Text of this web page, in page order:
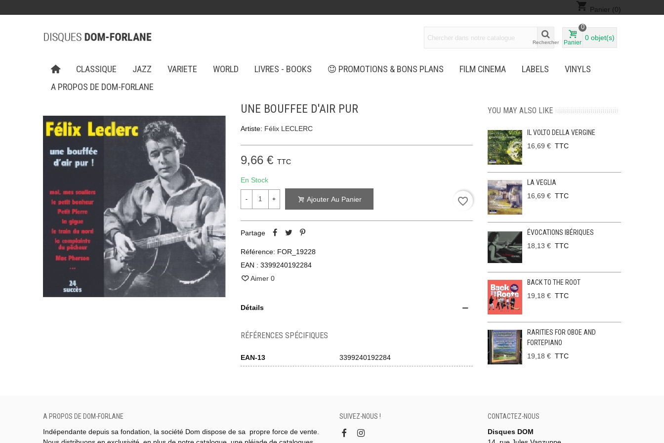
shopping_cart Panier (0)
Rechercher Panier
0
0 objet(s)
CLASSIQUE JAZZ VARIETE WORLD LIVRES - BOOKS PROMOTIONS & BONS PLANS FILM CINEMA LABELS
VINYLS
A PROPOS DE DOM-FORLANE
UNE BOUFFEE D'AIR PUR
Artiste: Félix LECLERC
9,66 € TTC
En Stock
- + Ajouter Au Panier favorite_border
Partage
Référence: FOR_19228
EAN : 3399240192284
Aimer 0
Détails
RÉFÉRENCES SPÉCIFIQUES
EAN-13 3399240192284
YOU MAY ALSO LIKE
IL VOLTO DELLA VERGINE
16,69 € TTC
LA VEGLIA
16,69 € TTC
ÉVOCATIONS IBÉRIQUES
18,13 € TTC
BACK TO THE ROOT
19,18 € TTC
RARITIES FOR OBOE AND
FORTEPIANO
19,18 € TTC
A PROPOS DE DOM-FORLANE
Indépendante depuis sa fondation, la société Dom dispose de sa propre force de vente.
SUIVEZ-NOUS !
CONTACTEZ-NOUS
Disques DOM